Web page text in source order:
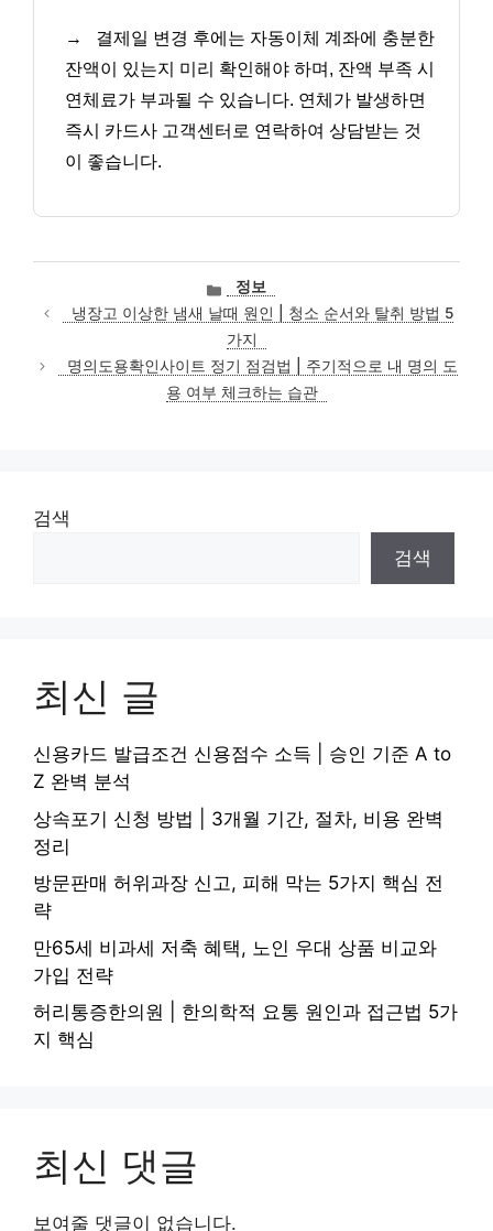
→
결제일 변경 후에는 자동이체 계좌에 충분한
잔액이 있는지 미리 확인해야 하며, 잔액 부족 시
연체료가 부과될 수 있습니다. 연체가 발생하면
즉시 카드사 고객센터로 연락하여 상담받는 것
이 좋습니다.
카
테
고
리
정보
냉장고 이상한 냄새 날때 원인 | 청소 순서와 탈취 방법 5
가지
명의도용확인사이트 정기 점검법 | 주기적으로 내 명의 도
용 여부 체크하는 습관
검색
검색
최신 글
신용카드 발급조건 신용점수 소득 | 승인 기준 A to
Z 완벽 분석
상속포기 신청 방법 | 3개월 기간, 절차, 비용 완벽
정리
방문판매 허위과장 신고, 피해 막는 5가지 핵심 전
략
만65세 비과세 저축 혜택, 노인 우대 상품 비교와
가입 전략
허리통증한의원 | 한의학적 요통 원인과 접근법 5가
지 핵심
최신 댓글
보여줄 댓글이 없습니다.